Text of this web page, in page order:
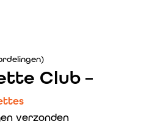
Club –
verzonden